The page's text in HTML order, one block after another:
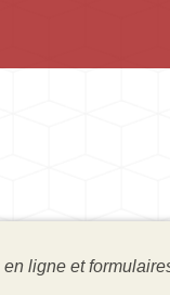
ligne et